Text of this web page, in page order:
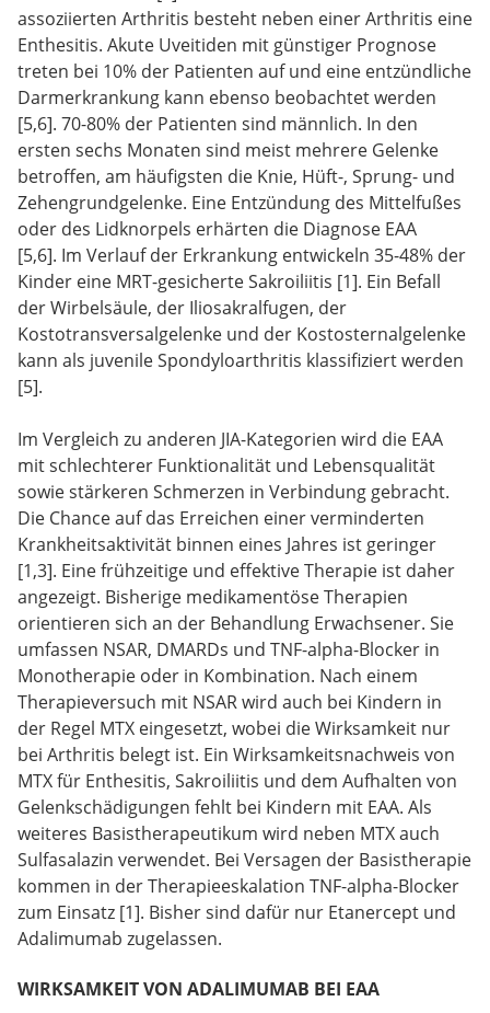
assoziierten Arthritis besteht neben einer Arthritis eine
Enthesitis. Akute Uveitiden mit günstiger Prognose
treten bei 10% der Patienten auf und eine entzündliche
Darmerkrankung kann ebenso beobachtet werden
[5,6]. 70-80% der Patienten sind männlich. In den
ersten sechs Monaten sind meist mehrere Gelenke
betroffen, am häufigsten die Knie, Hüft-, Sprung- und
Zehengrundgelenke. Eine Entzündung des Mittelfußes
oder des Lidknorpels erhärten die Diagnose EAA
[5,6]. Im Verlauf der Erkrankung entwickeln 35-48% der
Kinder eine MRT-gesicherte Sakroiliitis [1]. Ein Befall
der Wirbelsäule, der Iliosakralfugen, der
Kostotransversalgelenke und der Kostosternalgelenke
kann als juvenile Spondyloarthritis klassifiziert werden
[5].
Im Vergleich zu anderen JIA-Kategorien wird die EAA
mit schlechterer Funktionalität und Lebensqualität
sowie stärkeren Schmerzen in Verbindung gebracht.
Die Chance auf das Erreichen einer verminderten
Krankheitsaktivität binnen eines Jahres ist geringer
[1,3]. Eine frühzeitige und effektive Therapie ist daher
angezeigt. Bisherige medikamentöse Therapien
orientieren sich an der Behandlung Erwachsener. Sie
umfassen NSAR, DMARDs und TNF-alpha-Blocker in
Monotherapie oder in Kombination. Nach einem
Therapieversuch mit NSAR wird auch bei Kindern in
der Regel MTX eingesetzt, wobei die Wirksamkeit nur
bei Arthritis belegt ist. Ein Wirksamkeitsnachweis von
MTX für Enthesitis, Sakroiliitis und dem Aufhalten von
Gelenkschädigungen fehlt bei Kindern mit EAA. Als
weiteres Basistherapeutikum wird neben MTX auch
Sulfasalazin verwendet. Bei Versagen der Basistherapie
kommen in der Therapieeskalation TNF-alpha-Blocker
zum Einsatz [1]. Bisher sind dafür nur Etanercept und
Adalimumab zugelassen.
WIRKSAMKEIT VON ADALIMUMAB BEI EAA